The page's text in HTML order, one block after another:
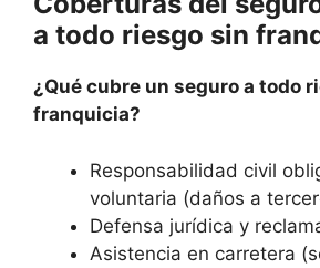
a todo riesgo sin
¿Qué cubre un seguro a todo
franquicia?
Responsabilidad civil
voluntaria (daños a
Defensa jurídica y
Asistencia en carretera